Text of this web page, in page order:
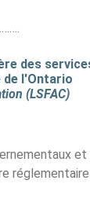
des
l'Ontario
(LSFAC)